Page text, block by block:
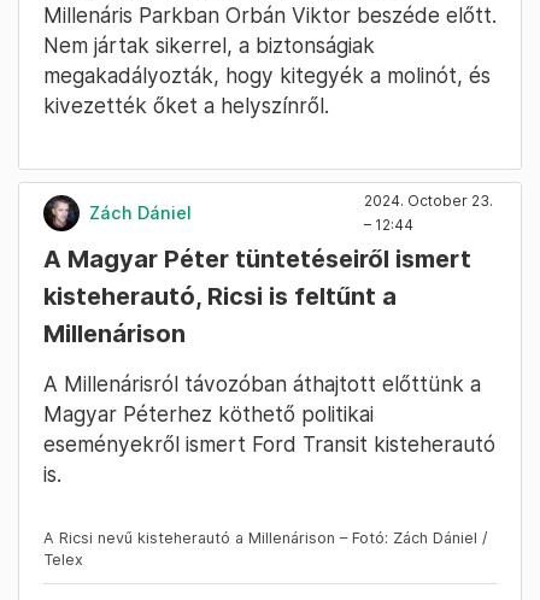
Millenáris Parkban Orbán Viktor beszéde előtt.
Nem jártak sikerrel, a biztonságiak
megakadályozták, hogy kitegyék a molinót, és
kivezették őket a helyszínről.
Zách Dániel
2024. October 23.
– 12:44
A Magyar Péter tüntetéseiről ismert
kisteherautó, Ricsi is feltűnt a
Millenárison
A Millenárisról távozóban áthajtott előttünk a
Magyar Péterhez köthető politikai
eseményekről ismert Ford Transit kisteherautó
is.
A Ricsi nevű kisteherautó a Millenárison – Fotó: Zách Dániel /
Telex